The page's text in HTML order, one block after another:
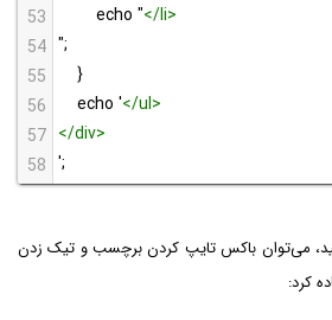
53
echo "</li>
54 ";
55
}
56
echo '</ul>
57 </div>
58 ';
می‌توان باکس تایپ کردن برچسب و تیک زدن
کرد: